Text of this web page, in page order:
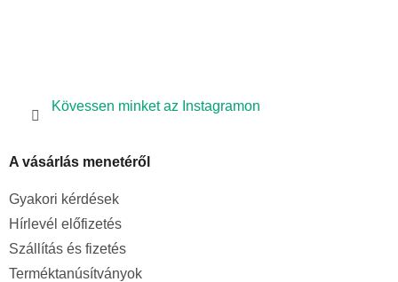
Kövessen minket az Instagramon
A vásárlás menetéről
Gyakori kérdések
Hírlevél előfizetés
Szállítás és fizetés
Terméktanúsítványok